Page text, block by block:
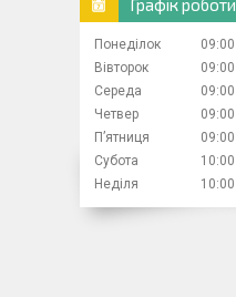
Понеділок 09:00
Вівторок
09:00
Середа
09:00
Четвер
09:00
Пʼятниця
09:00
Субота
10:00
Неділя
10:00